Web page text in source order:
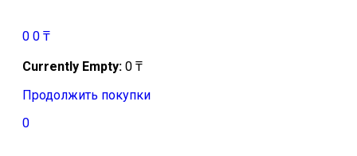
0 0 ₸
Currently Empty: 0 ₸
Продолжить покупки
0